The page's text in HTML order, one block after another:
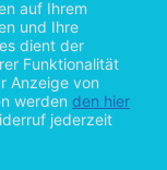
einer Ichaufgabe,
Es kommt zur
und kritischen
Erst jetzt
Ichs vom Körper,
kann:
erlebte, sondern ein